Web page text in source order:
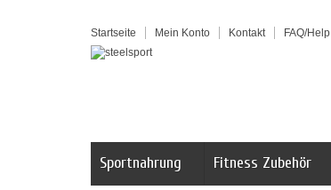
Startseite Mein Konto Kontakt FAQ/Help
Sportnahrung Fitness Zubehör